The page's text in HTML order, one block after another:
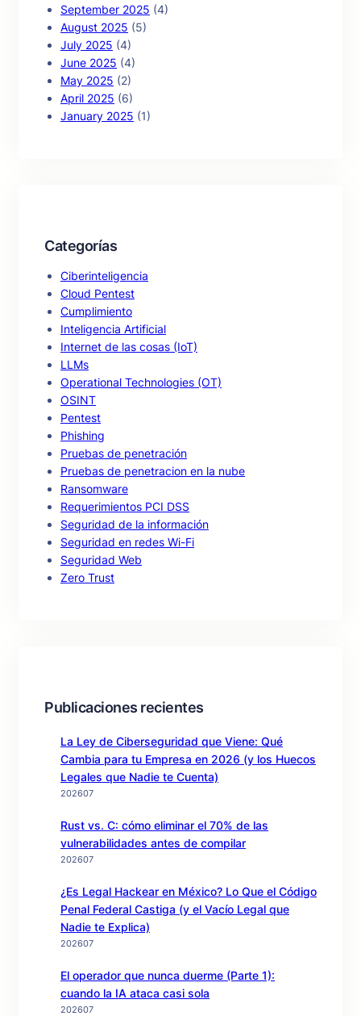
September 2025 (4)
August 2025 (5)
July 2025 (4)
June 2025 (4)
May 2025 (2)
April 2025 (6)
January 2025 (1)
Categorías
Ciberinteligencia
Cloud Pentest
Cumplimiento
Inteligencia Artificial
Internet de las cosas (IoT)
LLMs
Operational Technologies (OT)
OSINT
Pentest
Phishing
Pruebas de penetración
Pruebas de penetracion en la nube
Ransomware
Requerimientos PCI DSS
Seguridad de la información
Seguridad en redes Wi-Fi
Seguridad Web
Zero Trust
Publicaciones recientes
La Ley de Ciberseguridad que Viene: Qué
Cambia para tu Empresa en 2026 (y los Huecos
Legales que Nadie te Cuenta)
202607
Rust vs. C: cómo eliminar el 70% de las
vulnerabilidades antes de compilar
202607
¿Es Legal Hackear en México? Lo Que el Código
Penal Federal Castiga (y el Vacío Legal que
Nadie te Explica)
202607
El operador que nunca duerme (Parte 1):
cuando la IA ataca casi sola
202607